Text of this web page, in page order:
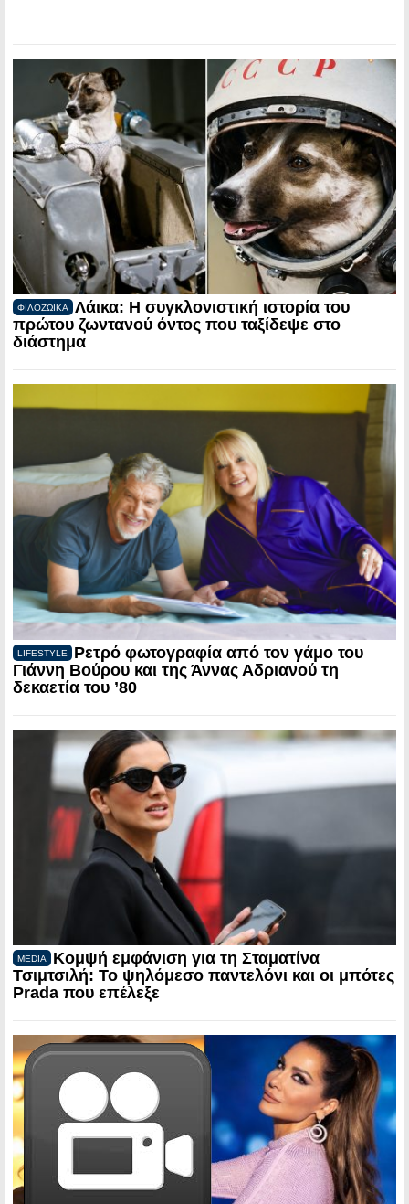
ΦΙΛΟΖΩΙΚΑ
Λάικα: Η συγκλονιστική ιστορία του
πρώτου ζωντανού όντος που ταξίδεψε στο
διάστημα
LIFESTYLE
Ρετρό φωτογραφία από τον γάμο του
Γιάννη Βούρου και της Άννας Αδριανού τη
δεκαετία του ’80
MEDIA
Κομψή εμφάνιση για τη Σταματίνα
Τσιμτσιλή: Το ψηλόμεσο παντελόνι και οι μπότες
Prada που επέλεξε